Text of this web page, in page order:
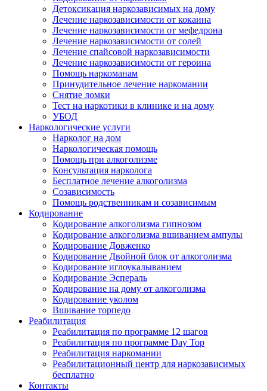
Детоксикация наркозависимых на дому
Лечение наркозависимости от кокаина
Лечение наркозависимости от мефедрона
Лечение наркозависимости от солей
Лечение спайсовой наркозависимости
Лечение наркозависимости от героина
Помощь наркоманам
Принудительное лечение наркомании
Снятие ломки
Тест на наркотики в клинике и на дому
УБОД
Наркологические услуги
Нарколог на дом
Наркологическая помощь
Помощь при алкоголизме
Консультация нарколога
Бесплатное лечение алкоголизма
Созависимость
Помощь родственникам и созависимым
Кодирование
Кодирование алкоголизма гипнозом
Кодирование алкоголизма вшиванием ампулы
Кодирование Довженко
Кодирование Двойной блок от алкоголизма
Кодирование иглоукалыванием
Кодирование Эспераль
Кодирование на дому от алкоголизма
Кодирование уколом
Вшивание торпедо
Реабилитация
Реабилитация по программе 12 шагов
Реабилитация по программе Day Top
Реабилитация наркомании
Реабилитационный центр для наркозависимых
бесплатно
Контакты